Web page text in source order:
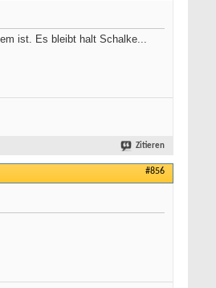
ist. Es bleibt halt Schalke...
Zitieren
#856